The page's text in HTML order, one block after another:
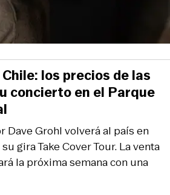
Dave Grohl volverá al país en
gira Take Cover Tour. La venta
la próxima semana con una
los precios de las
concierto en el Parque